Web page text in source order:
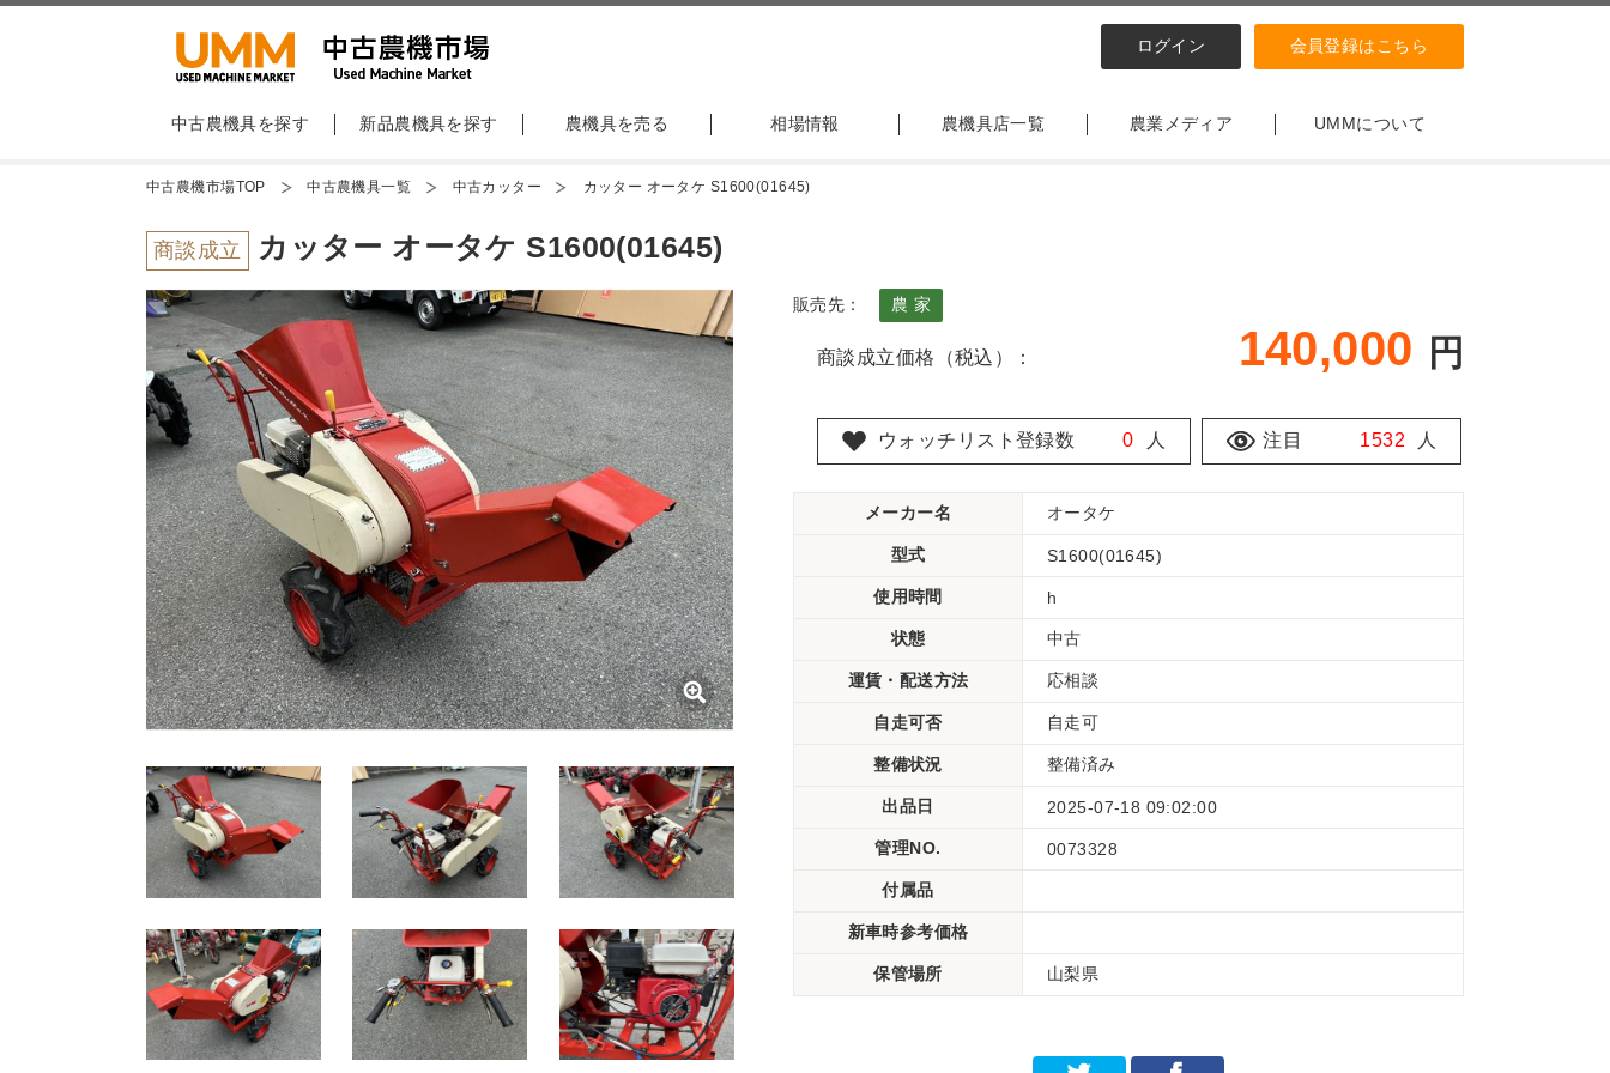
ログイン 会員登録はこちら
中古農機具を探す 新品農機具を探す 農機具を売る 相場情報 農機具店一覧 農業メディア UMMについて
中古農機市場TOP 中古農機具一覧 中古カッター カッター オータケ S1600(01645)
商談成立 カッター オータケ S1600(01645)
販売先： 農 家
商談成立価格（税込）： 140,000 円
ウォッチリスト登録数 0 人 注目 1532 人
メーカー名 オータケ
型式 S1600(01645)
使用時間 h
状態 中古
運賃・配送方法 応相談
自走可否 自走可
整備状況 整備済み
出品日 2025-07-18 09:02:00
管理NO. 0073328
付属品
新車時参考価格
保管場所 山梨県